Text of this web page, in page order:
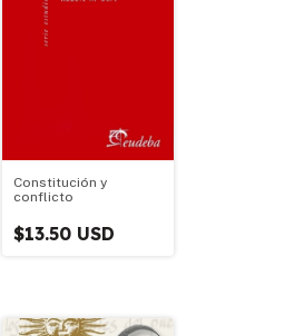
Constitución y
conflicto
$13.50 USD